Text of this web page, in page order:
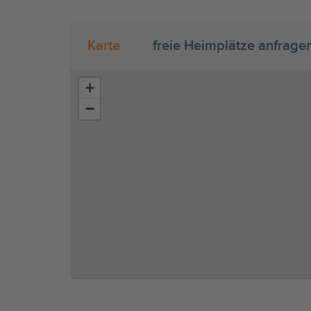
Karte freie Heimplätze
+
−